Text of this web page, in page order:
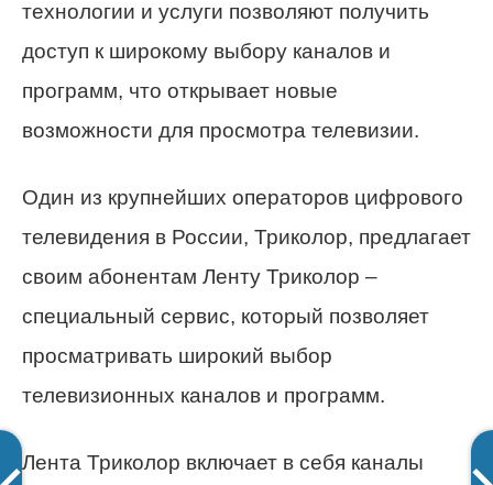
технологии и услуги позволяют получить
доступ к широкому выбору каналов и
программ, что открывает новые
возможности для просмотра телевизии.
Один из крупнейших операторов цифрового
телевидения в России, Триколор, предлагает
своим абонентам Ленту Триколор –
специальный сервис, который позволяет
просматривать широкий выбор
телевизионных каналов и программ.
Лента Триколор включает в себя каналы